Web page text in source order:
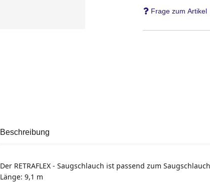
Frage zum Artikel
Beschreibung
Der RETRAFLEX - Saugschlauch ist passend zum
Länge: 9,1 m